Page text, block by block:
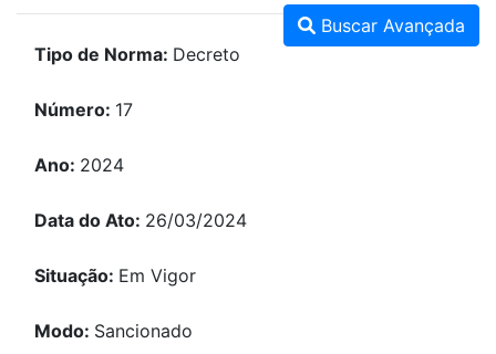
Buscar Avançada
Tipo de Norma: Decreto
Número: 17
Ano: 2024
Data do Ato: 26/03/2024
Situação: Em Vigor
Modo: Sancionado